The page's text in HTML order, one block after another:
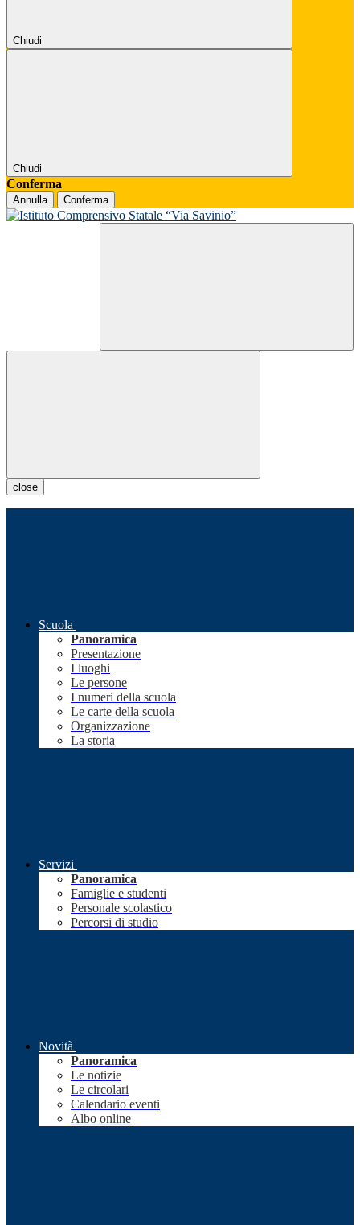
Chiudi
Chiudi
Conferma
Annulla Conferma
close
Scuola
Panoramica
Presentazione
I luoghi
Le persone
I numeri della scuola
Le carte della scuola
Organizzazione
La storia
Servizi
Panoramica
Famiglie e studenti
Personale scolastico
Percorsi di studio
Novità
Panoramica
Le notizie
Le circolari
Calendario eventi
Albo online